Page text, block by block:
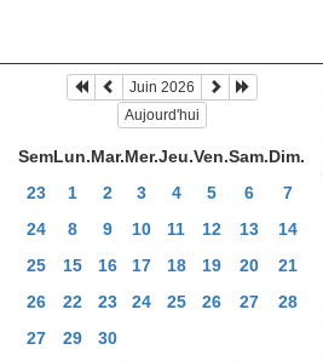
Juin 2026
Aujourd'hui
SemLun.Mar.Mer.Jeu.Ven.Sam.Dim.
23
1 2 3 4 5 6
7
24
8 9 10 11 12 13
14
25
15 16 17 18 19 20
21
26
22 23 24 25 26 27
28
27
29 30